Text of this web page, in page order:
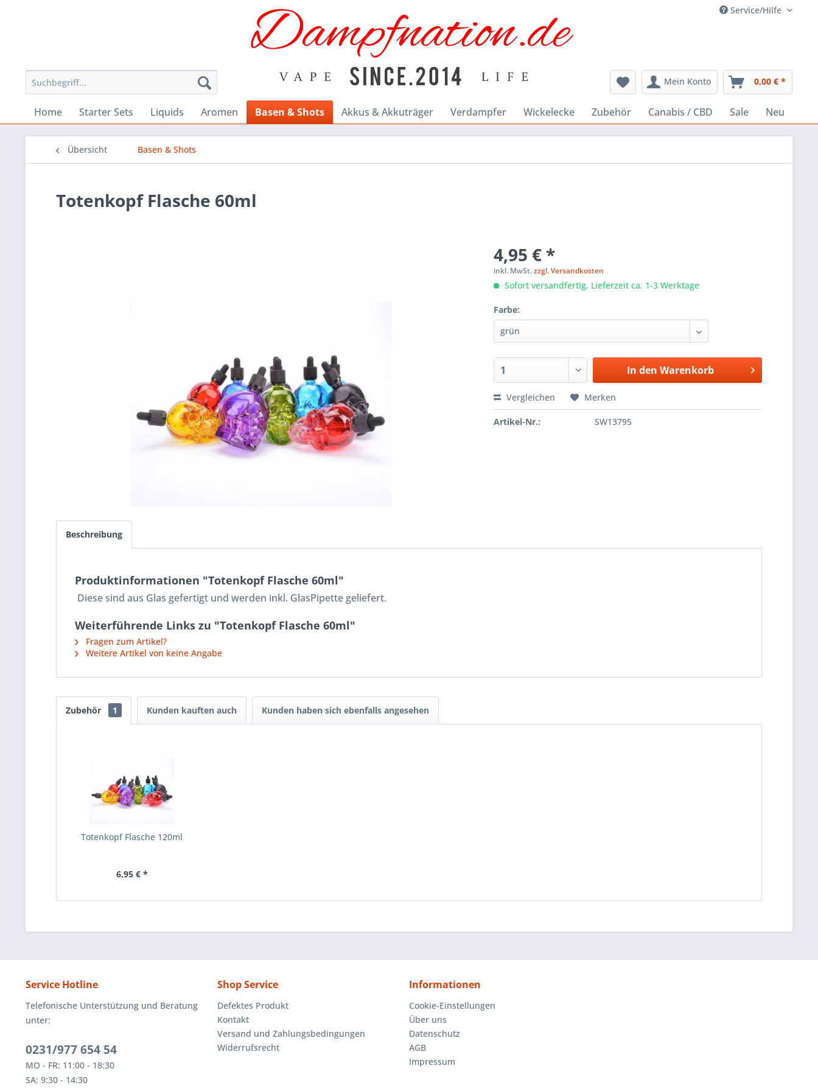
Service/Hilfe
Mein Konto 0,00 € *
Home Starter Sets Liquids Aromen Basen & Shots Akkus & Akkuträger Verdampfer Wickelecke Zubehör Canabis / CBD Sale Neu
Übersicht Basen & Shots
Totenkopf Flasche 60ml
4,95 € *
inkl. MwSt.zzgl. Versandkosten
Sofort versandfertig, Lieferzeit ca. 1-3 Werktage
Farbe:
In den Warenkorb
Vergleichen Merken
Artikel-Nr.: SW13795
Beschreibung
Produktinformationen "Totenkopf Flasche 60ml"
Diese sind aus Glas gefertigt und werden inkl. GlasPipette geliefert.
Weiterführende Links zu "Totenkopf Flasche 60ml"
Fragen zum Artikel?
Weitere Artikel von keine Angabe
Zubehör 1 Kunden kauften auch Kunden haben sich ebenfalls angesehen
Totenkopf Flasche 120ml
6,95 € *
Service Hotline
Telefonische Unterstützung und Beratung
unter:
0231/977 654 54
MO - FR: 11:00 - 18:30
SA: 9:30 - 14:30
Shop Service
Defektes Produkt
Kontakt
Versand und Zahlungsbedingungen
Widerrufsrecht
Informationen
Cookie-Einstellungen
Über uns
Datenschutz
AGB
Impressum